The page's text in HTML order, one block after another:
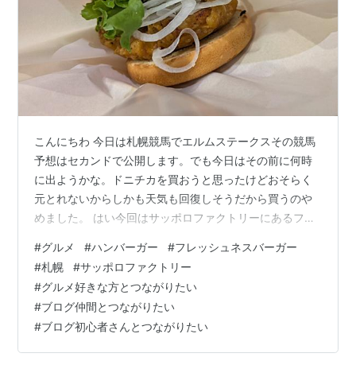
こんにちわ 今日は札幌競馬でエルムステークスその競馬
予想はセカンドで公開します。でも今日はその前に何時
に出ようかな。ドニチカを買おうと思ったけどおそらく
元とれないからしかも天気も回復しそうだから買うのや
めました。 はい今回はサッポロファクトリーにあるフレ
っぱりが最高マジでおすすめですね。 そしてチュロス実
においしい揚げたて持っちりした食感やみつきになりそ
う フレッシュネスバーガーサッポロファクトリー店
#グルメ #ハンバーガー #フレッシュネスバーガー
#札幌 #サッポロファクトリー
#グルメ好きな方とつながりたい
#ブログ仲間とつながりたい
#ブログ初心者さんとつながりたい